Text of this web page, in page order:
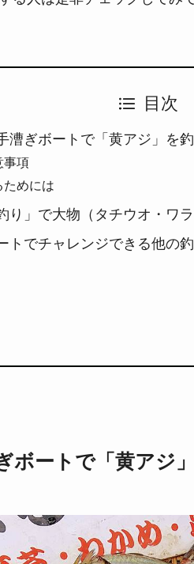
目次
漕ぎボートで「黄アジ」を
事項
めには
り」で大物（タチウオ・ワ
トでチャレンジできる他の
ボートで「黄アジ